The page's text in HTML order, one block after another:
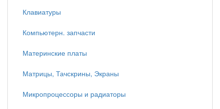
Клавиатуры
Компьютерн. запчасти
Материнские платы
Матрицы, Тачскрины, Экраны
Микропроцессоры и радиаторы